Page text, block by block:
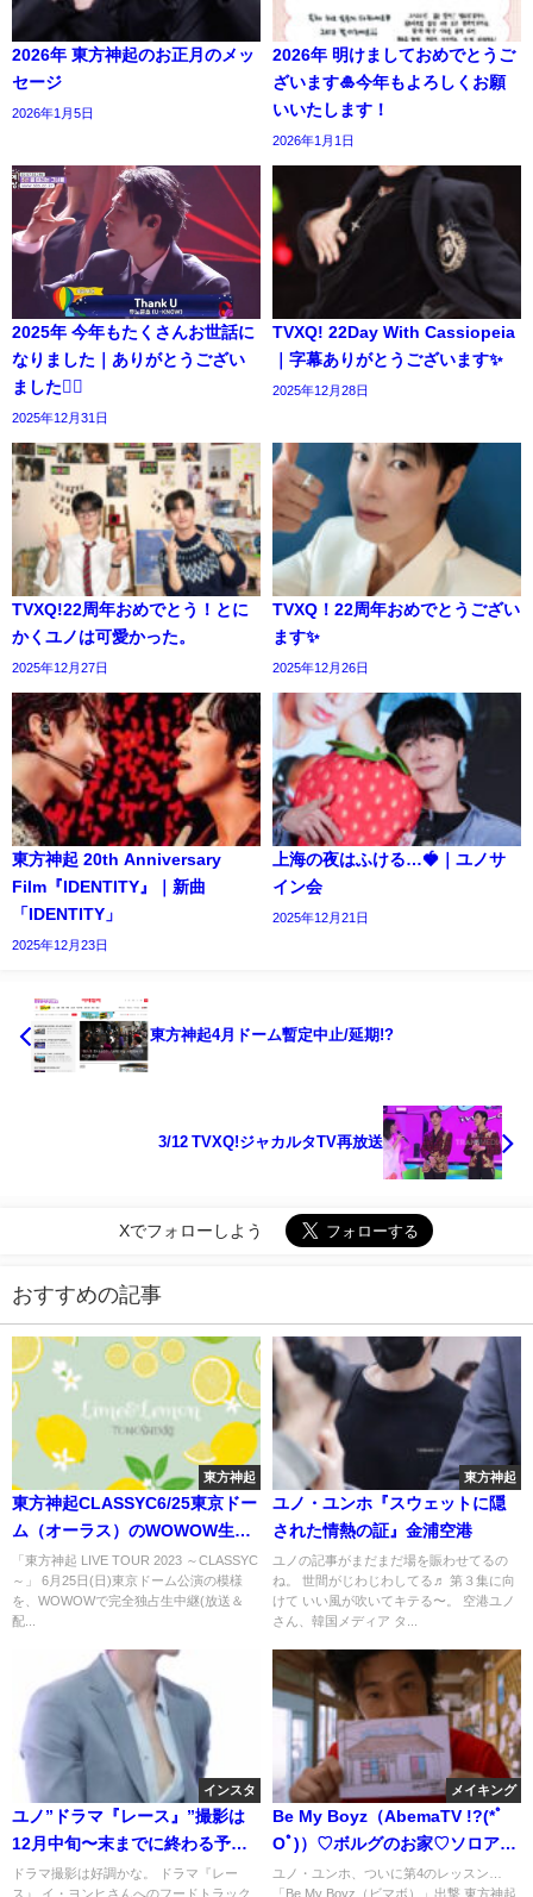
2026年 東方神起のお正月のメッ
セージ
2026年1月5日
2026年 明けましておめでとうご
ざいます🎍今年もよろしくお願
いいたします！
2026年1月1日
2025年 今年もたくさんお世話に
なりました｜ありがとうござい
ました🙇‍♀️
2025年12月31日
TVXQ! 22Day With Cassiopeia
｜字幕ありがとうございます✨️
2025年12月28日
TVXQ!22周年おめでとう！とに
かくユノは可愛かった。
2025年12月27日
TVXQ！22周年おめでとうござい
ます✨️
2025年12月26日
東方神起 20th Anniversary
Film『IDENTITY』｜新曲
「IDENTITY」
2025年12月23日
上海の夜はふける…🍓｜ユノサ
イン会
2025年12月21日
東方神起4月ドーム暫定中止/延期!?
3/12 TVXQ!ジャカルタTV再放送
Xでフォローしよう
おすすめの記事
東方神起
東方神起CLASSYC6/25東京ドー
ム（オーラス）のWOWOW生中
継が決定！
「東方神起 LIVE TOUR 2023 ～CLASSYC
～」 6月25日(日)東京ドーム公演の模様
を、WOWOWで完全独占生中継(放送＆
配...
東方神起
ユノ・ユンホ『スウェットに隠
された情熱の証』金浦空港
ユノの記事がまだまだ場を賑わせてるの
ね。 世間がじわじわしてる♬ 第３集に向
けて いい風が吹いてキテる〜。 空港ユノ
さん、韓国メディア タ...
インスタ
ユノ”ドラマ『レース』”撮影は
12月中旬〜末までに終わる予
定。
ドラマ撮影は好調かな。 ドラマ『レー
ス』 イ・ヨンヒさんへのフードトラック
メイキング
Be My Boyz（AbemaTV !?(*ﾟ
Oﾟ)）♡ボルグのお家♡ソロアル
バム♡😆
ユノ・ユンホ、ついに第4のレッスン…
「Be My Boyz（ビマボ）」出撃 東方神起